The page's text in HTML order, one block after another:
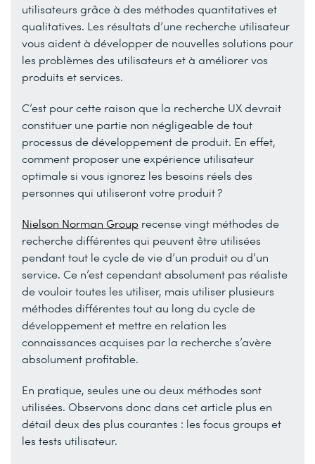
utilisateurs grâce à des méthodes quantitatives et
qualitatives. Les résultats d’une recherche utilisateur
vous aident à développer de nouvelles solutions pour
les problèmes des utilisateurs et à améliorer vos
produits et services.
C’est pour cette raison que la recherche UX devrait
constituer une partie non négligeable de tout
processus de développement de produit. En effet,
comment proposer une expérience utilisateur
optimale si vous ignorez les besoins réels des
personnes qui utiliseront votre produit ?
Nielson Norman Group recense vingt méthodes de
recherche différentes qui peuvent être utilisées
pendant tout le cycle de vie d’un produit ou d’un
service. Ce n’est cependant absolument pas réaliste
de vouloir toutes les utiliser, mais utiliser plusieurs
méthodes différentes tout au long du cycle de
développement et mettre en relation les
connaissances acquises par la recherche s’avère
absolument profitable.
En pratique, seules une ou deux méthodes sont
utilisées. Observons donc dans cet article plus en
détail deux des plus courantes : les focus groups et
les tests utilisateur.